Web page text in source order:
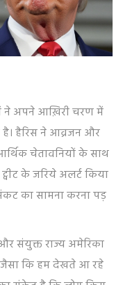
ने अपने आख़िरी चरण में
है। हैरिस ने आव्रजन और
चेतावनियों के साथ
के जरिये अलर्ट किया
का सामना करना पड़
संयुक्त राज्य अमेरिका
जैसा कि हम देखते आ रहे